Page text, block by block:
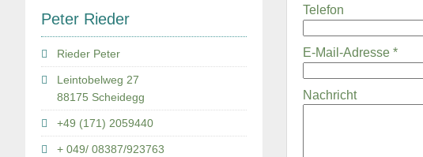
Peter Rieder
Rieder Peter
Leintobelweg 27
88175 Scheidegg
+49 (171) 2059440
+ 049/ 08387/923763
Telefon
E-Mail-Adresse *
Nachricht